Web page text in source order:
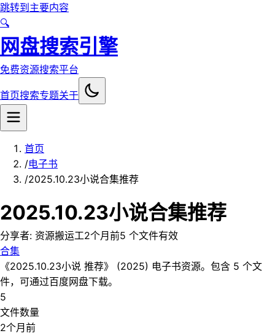
跳转到主要内容
🔍
网盘搜索引擎
免费资源搜索平台
首页搜索专题关于
首页
/电子书
/️2025.10.23小说合集推荐
️2025.10.23小说合集推荐
分享者: 资源搬运工2个月前5 个文件有效
合集
《️2025.10.23小说 推荐》 (2025) 电子书资源。包含 5 个文
件，可通过百度网盘下载。
5
文件数量
2个月前